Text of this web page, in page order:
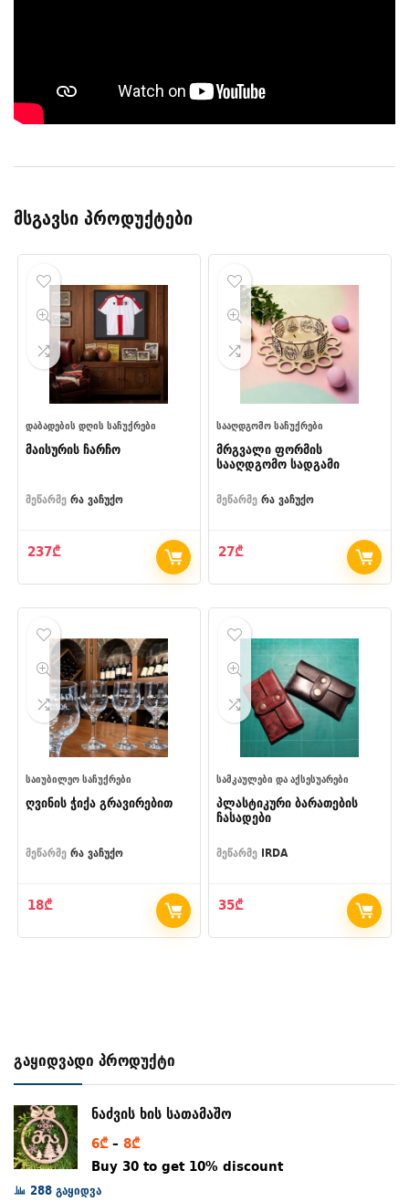
მსგავსი პროდუქტები
ᲓᲐᲑᲐᲓᲔᲑᲘᲡ ᲓᲦᲘᲡ ᲡᲐᲩᲣᲥᲠᲔᲑᲘ
მაისურის ჩარჩო
მეწარმე რა ვაჩუქო
237₾
ᲡᲐᲐᲦᲓᲒᲝᲛᲝ ᲡᲐᲩᲣᲥᲠᲔᲑᲘ
მრგვალი ფორმის
სააღდგომო სადგამი
მეწარმე რა ვაჩუქო
27₾
ᲡᲐᲘᲣᲑᲘᲚᲔᲝ ᲡᲐᲩᲣᲥᲠᲔᲑᲘ
ღვინის ჭიქა გრავირებით
მეწარმე რა ვაჩუქო
18₾
ᲡᲐᲛᲙᲐᲣᲚᲔᲑᲘ ᲓᲐ ᲐᲥᲡᲔᲡᲣᲐᲠᲔᲑᲘ
პლასტიკური ბარათების
ჩასადები
მეწარმე IRDA
35₾
გაყიდვადი პროდუქტი
ნაძვის ხის სათამაშო
6₾ – 8₾Price
range:
Buy 30 to get 10% discount
288 გაყიდვა